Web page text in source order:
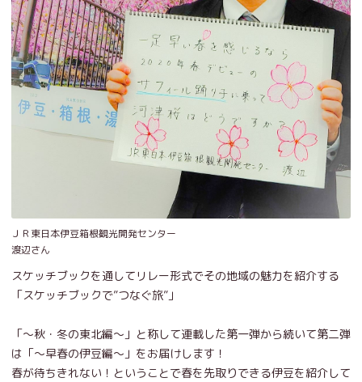
ＪＲ東日本伊豆箱根観光開発センター
渡辺さん
スケッチブックを通してリレー形式でその地域の魅力を紹介する
「スケッチブックで”つなぐ旅”」
「～秋・冬の東北編～」と称して連載した第一弾から続いて第二弾
は「～早春の伊豆編～」をお届けします！
春が待ちきれない！ということで春を先取りできる伊豆を紹介して